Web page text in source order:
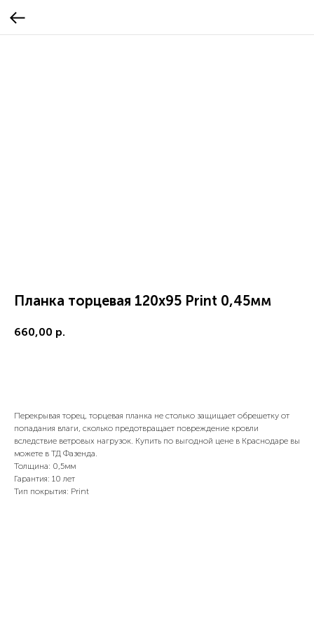
Планка торцевая 120х95 Print 0,45мм
660,00 р.
Перекрывая торец, торцевая планка не столько защищает обрешетку от
попадания влаги, сколько предотвращает повреждение кровли
вследствие ветровых нагрузок. Купить по выгодной цене в Краснодаре вы
можете в ТД Фазенда.
Толщина: 0,5мм
Гарантия: 10 лет
Тип покрытия: Print